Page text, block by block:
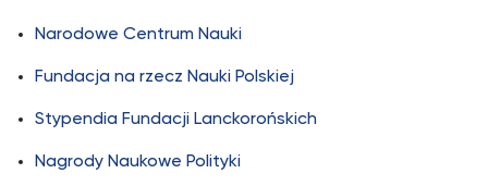
Narodowe Centrum Nauki
Fundacja na rzecz Nauki Polskiej
Stypendia Fundacji Lanckorońskich
Nagrody Naukowe Polityki